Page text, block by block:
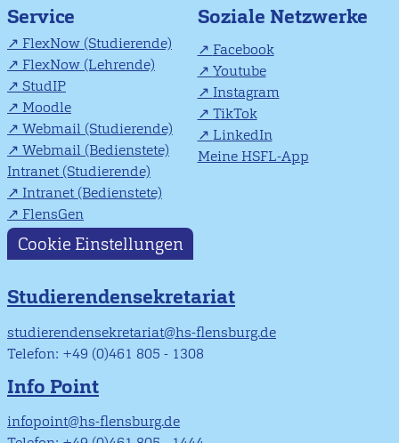
Service
FlexNow (Studierende)
FlexNow (Lehrende)
StudIP
Moodle
Webmail (Studierende)
Webmail (Bedienstete)
Intranet (Studierende)
Intranet (Bedienstete)
FlensGen
Soziale Netzwerke
Facebook
Youtube
Instagram
TikTok
LinkedIn
Meine HSFL-App
Cookie Einstellungen
Studierendensekretariat
studierendensekretariat@hs-flensburg.de
Telefon: +49 (0)461 805 - 1308
Info Point
infopoint@hs-flensburg.de